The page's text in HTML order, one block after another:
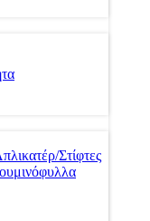
Στίφτες